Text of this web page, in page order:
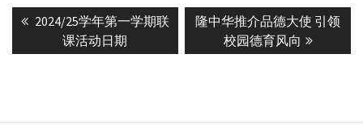
navigation
Previous
2024/25学年第一学期联
课活动日期
Next
隆中华推介品德大使 引领
校园德育风向